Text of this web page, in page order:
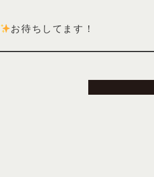
お待ちしてます！